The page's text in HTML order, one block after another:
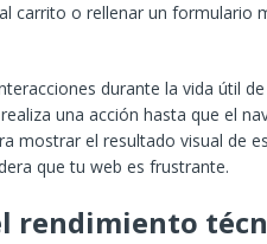
carrito o rellenar un formulario
durante la vida útil
una acción hasta que el
mostrar el resultado visual de
que tu web es frustrante.
rendimiento